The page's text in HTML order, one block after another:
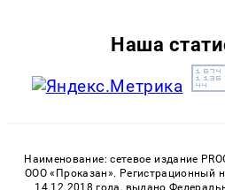
Наша
Наименование: сетевое издание
ООО «Проказан». Регистрационный